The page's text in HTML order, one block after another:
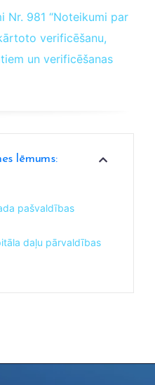
Nr. 981 “Noteikumi par
verificēšanu,
un verificēšanas
lēmums:
pašvaldības
daļu pārvaldības